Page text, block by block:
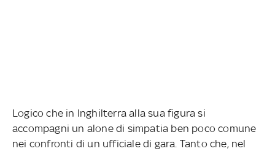
Logico che in Inghilterra alla sua figura si
accompagni un alone di simpatia ben poco comune
nei confronti di un ufficiale di gara. Tanto che, nel